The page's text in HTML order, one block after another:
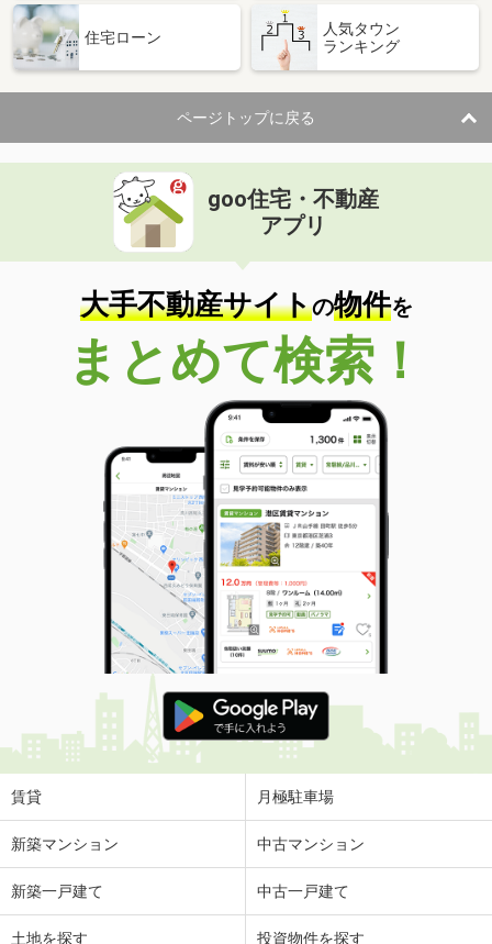
住宅ローン
人気タウン
ランキング
ページトップに戻る
goo住宅・不動産
アプリ
大手不動産サイトの物件を
まとめて検索！
賃貸 月極駐車場
新築マンション 中古マンション
新築一戸建て 中古一戸建て
土地を探す 投資物件を探す